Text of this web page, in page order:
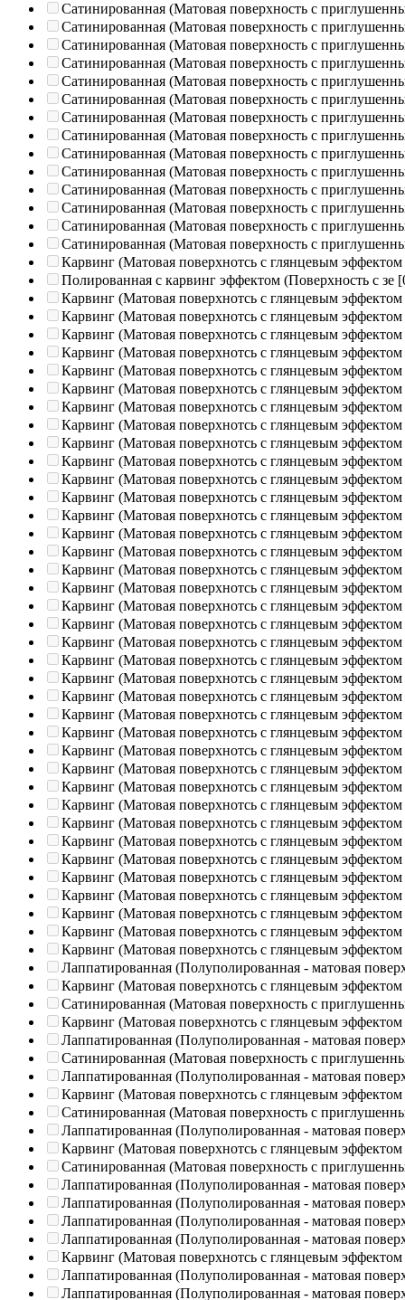
Сатинированная (Матовая поверхность с
Сатинированная (Матовая поверхность с
Сатинированная (Матовая поверхность с
Сатинированная (Матовая поверхность с
Сатинированная (Матовая поверхность с
Сатинированная (Матовая поверхность с
Сатинированная (Матовая поверхность с
Сатинированная (Матовая поверхность с
Сатинированная (Матовая поверхность с
Сатинированная (Матовая поверхность с
Сатинированная (Матовая поверхность с
Сатинированная (Матовая поверхность с
Сатинированная (Матовая поверхность с
Сатинированная (Матовая поверхность с
Карвинг (Матовая поверхнотсь с глянцевым эффектом
Полированная c карвинг эффектом (Поверхность с зе
Карвинг (Матовая поверхнотсь с глянцевым эффектом
Карвинг (Матовая поверхнотсь с глянцевым эффектом
Карвинг (Матовая поверхнотсь с глянцевым эффектом
Карвинг (Матовая поверхнотсь с глянцевым эффектом
Карвинг (Матовая поверхнотсь с глянцевым эффектом
Карвинг (Матовая поверхнотсь с глянцевым эффектом
Карвинг (Матовая поверхнотсь с глянцевым эффектом
Карвинг (Матовая поверхнотсь с глянцевым эффектом
Карвинг (Матовая поверхнотсь с глянцевым эффектом
Карвинг (Матовая поверхнотсь с глянцевым эффектом
Карвинг (Матовая поверхнотсь с глянцевым эффектом
Карвинг (Матовая поверхнотсь с глянцевым эффектом
Карвинг (Матовая поверхнотсь с глянцевым эффектом
Карвинг (Матовая поверхнотсь с глянцевым эффектом
Карвинг (Матовая поверхнотсь с глянцевым эффектом
Карвинг (Матовая поверхнотсь с глянцевым эффектом
Карвинг (Матовая поверхнотсь с глянцевым эффектом
Карвинг (Матовая поверхнотсь с глянцевым эффектом
Карвинг (Матовая поверхнотсь с глянцевым эффектом
Карвинг (Матовая поверхнотсь с глянцевым эффектом
Карвинг (Матовая поверхнотсь с глянцевым эффектом
Карвинг (Матовая поверхнотсь с глянцевым эффектом
Карвинг (Матовая поверхнотсь с глянцевым эффектом
Карвинг (Матовая поверхнотсь с глянцевым эффектом
Карвинг (Матовая поверхнотсь с глянцевым эффектом
Карвинг (Матовая поверхнотсь с глянцевым эффектом
Карвинг (Матовая поверхнотсь с глянцевым эффектом
Карвинг (Матовая поверхнотсь с глянцевым эффектом
Карвинг (Матовая поверхнотсь с глянцевым эффектом
Карвинг (Матовая поверхнотсь с глянцевым эффектом
Карвинг (Матовая поверхнотсь с глянцевым эффектом
Карвинг (Матовая поверхнотсь с глянцевым эффектом
Карвинг (Матовая поверхнотсь с глянцевым эффектом
Карвинг (Матовая поверхнотсь с глянцевым эффектом
Карвинг (Матовая поверхнотсь с глянцевым эффектом
Карвинг (Матовая поверхнотсь с глянцевым эффектом
Карвинг (Матовая поверхнотсь с глянцевым эффектом
Лаппатированная (Полуполированная - матовая
Карвинг (Матовая поверхнотсь с глянцевым эффектом
Сатинированная (Матовая поверхность с
Карвинг (Матовая поверхнотсь с глянцевым эффектом
Лаппатированная (Полуполированная - матовая
Сатинированная (Матовая поверхность с
Лаппатированная (Полуполированная - матовая
Карвинг (Матовая поверхнотсь с глянцевым эффектом
Сатинированная (Матовая поверхность с
Лаппатированная (Полуполированная - матовая
Карвинг (Матовая поверхнотсь с глянцевым эффектом
Сатинированная (Матовая поверхность с
Лаппатированная (Полуполированная - матовая
Лаппатированная (Полуполированная - матовая
Лаппатированная (Полуполированная - матовая
Лаппатированная (Полуполированная - матовая
Карвинг (Матовая поверхнотсь с глянцевым эффектом
Лаппатированная (Полуполированная - матовая
Лаппатированная (Полуполированная - матовая